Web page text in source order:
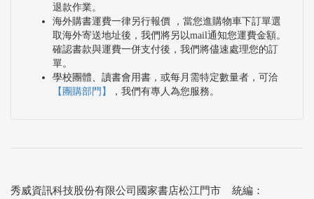
退款作業。
海外購書運費一律另行報價 ，當您進購物車下訂單選
取海外寄送地址後，我們將另以mail通知您運費金額。
確認書款與運費一併支付後，我們將儘速處理您的訂
單。
學校團體、讀書會用書，或每月需特定數量者，可洽
【團購部門】
，我們有專人為您服務。
秀威資訊科技股份有限公司國家書店松江門市 統編：